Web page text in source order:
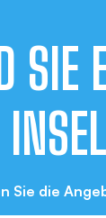
SIE
Sie die